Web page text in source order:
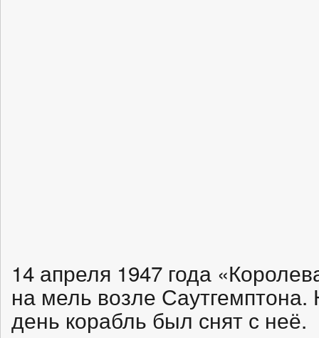
14 апреля 1947 года
на мель возле
день корабль был снят с неё.